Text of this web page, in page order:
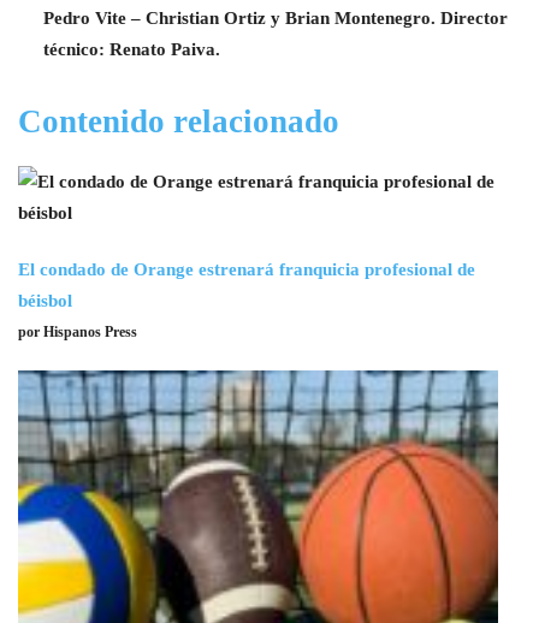
Pedro Vite – Christian Ortiz y Brian Montenegro. Director
técnico: Renato Paiva.
Contenido relacionado
El condado de Orange estrenará franquicia profesional de
béisbol
por Hispanos Press